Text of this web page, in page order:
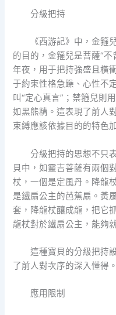
分級把持
《西游記》中，金箍
的目的，金箍兒是菩薩“
年夜，用于把持強盛且橫
于約束性格急躁、心性不
叫“定心真言”；禁箍兒則
如黑熊精。這表現了前人
束縛應該依據目的的特色
分級把持的思想不只
貝中，如靈吉菩薩有兩個
杖，一個是定風丹。降龍
是鐵扇公主的芭蕉扇。黃
套，降龍杖釀成龍，把它
龍杖對於鐵扇公主，能夠
這種寶貝的分級把持
了前人對次序的深入懂得。
應用限制